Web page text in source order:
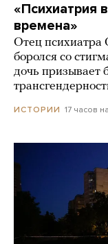
«Психиатрия
времена»
Отец психиатра
боролся со
дочь призывает
ИСТОРИИ 17 часов